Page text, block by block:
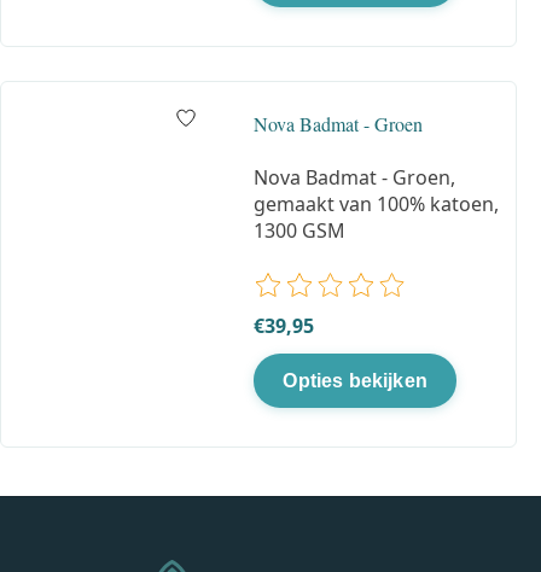
Nova Badmat - Groen
Nova Badmat - Groen,
gemaakt van 100% katoen,
1300 GSM
De beoordeling van dit
€39,95
Opties bekijken